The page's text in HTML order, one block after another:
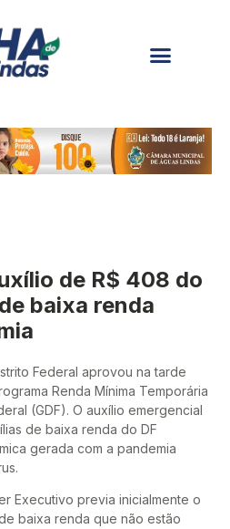
de R$ 408 do
baixa renda
Federal aprovou na tarde
Renda Mínima Temporária
(GDF). O auxílio emergencial
de baixa renda do DF
gerada com a pandemia
Executivo previa inicialmente o
baixa renda que não estão